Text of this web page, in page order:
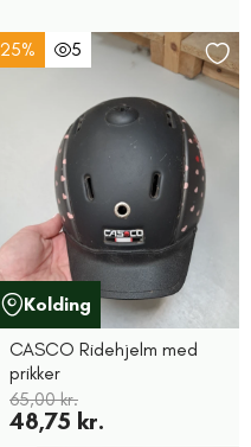
25% 5
Kolding
CASCO Ridehjelm med
prikker
65,00 kr.
48,75 kr.